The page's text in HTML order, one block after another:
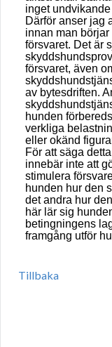
inget
Därför anser jag
innan man
försvaret. Det är
försvaret, även
av bytesdriften.
hunden
verkliga
eller okänd
För att säga
innebär inte att
stimulera
hunden hur den
det andra hur
här lär sig
betingningens
framgång utför
Tillbaka